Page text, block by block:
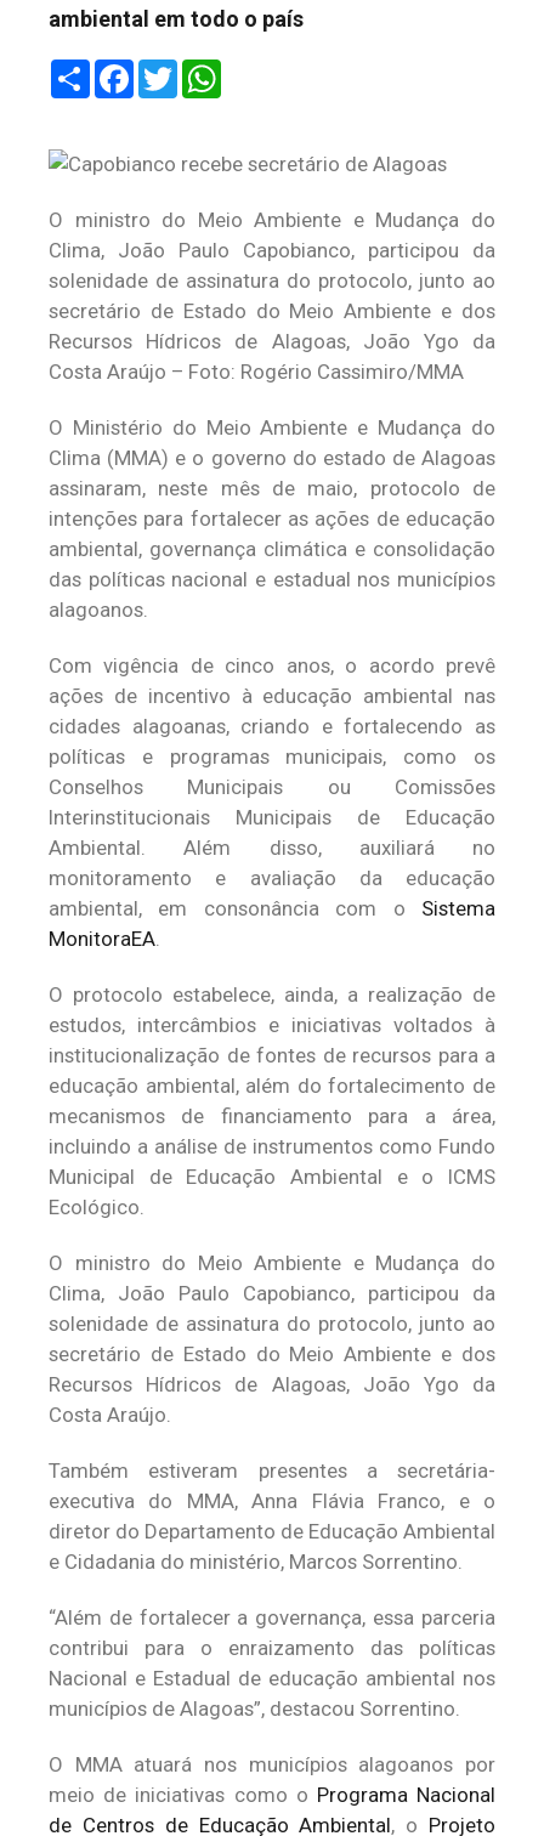
ambiental em todo o país
ShareFacebook
Twitter
O ministro do Meio Ambiente e Mudança do
Clima, João Paulo Capobianco, participou da
solenidade de assinatura do protocolo, junto ao
secretário de Estado do Meio Ambiente e dos
Recursos Hídricos de Alagoas, João Ygo da
Costa Araújo – Foto: Rogério Cassimiro/MMA
O Ministério do Meio Ambiente e Mudança do
Clima (MMA) e o governo do estado de Alagoas
assinaram, neste mês de maio, protocolo de
intenções para fortalecer as ações de educação
ambiental, governança climática e consolidação
das políticas nacional e estadual nos municípios
alagoanos.
Com vigência de cinco anos, o acordo prevê
ações de incentivo à educação ambiental nas
cidades alagoanas, criando e fortalecendo as
políticas e programas municipais, como os
Conselhos Municipais ou Comissões
Interinstitucionais Municipais de Educação
Ambiental. Além disso, auxiliará no
monitoramento e avaliação da educação
ambiental, em consonância com o Sistema
MonitoraEA.
O protocolo estabelece, ainda, a realização de
estudos, intercâmbios e iniciativas voltados à
institucionalização de fontes de recursos para a
educação ambiental, além do fortalecimento de
mecanismos de financiamento para a área,
incluindo a análise de instrumentos como Fundo
Municipal de Educação Ambiental e o ICMS
Ecológico.
O ministro do Meio Ambiente e Mudança do
Clima, João Paulo Capobianco, participou da
solenidade de assinatura do protocolo, junto ao
secretário de Estado do Meio Ambiente e dos
Recursos Hídricos de Alagoas, João Ygo da
Costa Araújo.
Também estiveram presentes a secretária-
executiva do MMA, Anna Flávia Franco, e o
diretor do Departamento de Educação Ambiental
e Cidadania do ministério, Marcos Sorrentino.
“Além de fortalecer a governança, essa parceria
contribui para o enraizamento das políticas
Nacional e Estadual de educação ambiental nos
municípios de Alagoas”, destacou Sorrentino.
O MMA atuará nos municípios alagoanos por
meio de iniciativas como o Programa Nacional
de Centros de Educação Ambiental, o Projeto